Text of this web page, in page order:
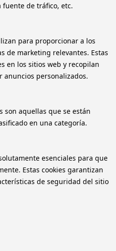
de tráfico, etc.
para proporcionar a los
de marketing relevantes. Estas
en los sitios web y recopilan
personalizados.
son aquellas que se están
en una categoría.
esenciales para que
Estas cookies garantizan
de seguridad del sitio